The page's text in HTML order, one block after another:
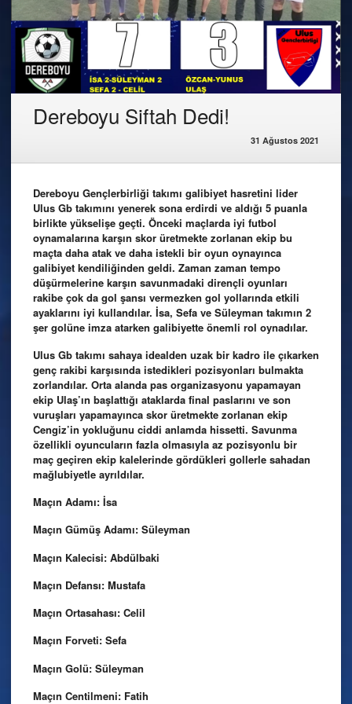
Dereboyu Siftah Dedi!
31 Ağustos 2021
Dereboyu Gençlerbirliği takımı galibiyet hasretini lider
Ulus Gb takımını yenerek sona erdirdi ve aldığı 5 puanla
birlikte yükselişe geçti. Önceki maçlarda iyi futbol
oynamalarına karşın skor üretmekte zorlanan ekip bu
maçta daha atak ve daha istekli bir oyun oynayınca
galibiyet kendiliğinden geldi. Zaman zaman tempo
düşürmelerine karşın savunmadaki dirençli oyunları
rakibe çok da gol şansı vermezken gol yollarında etkili
ayaklarını iyi kullandılar. İsa, Sefa ve Süleyman takımın 2
şer golüne imza atarken galibiyette önemli rol oynadılar.
Ulus Gb takımı sahaya idealden uzak bir kadro ile çıkarken
genç rakibi karşısında istedikleri pozisyonları bulmakta
zorlandılar. Orta alanda pas organizasyonu yapamayan
ekip Ulaş’ın başlattığı ataklarda final paslarını ve son
vuruşları yapamayınca skor üretmekte zorlanan ekip
Cengiz’in yokluğunu ciddi anlamda hissetti. Savunma
özellikli oyuncuların fazla olmasıyla az pozisyonlu bir
maç geçiren ekip kalelerinde gördükleri gollerle sahadan
mağlubiyetle ayrıldılar.
Maçın Adamı: İsa
Maçın Gümüş Adamı: Süleyman
Maçın Kalecisi: Abdülbaki
Maçın Defansı: Mustafa
Maçın Ortasahası: Celil
Maçın Forveti: Sefa
Maçın Golü: Süleyman
Maçın Centilmeni: Fatih